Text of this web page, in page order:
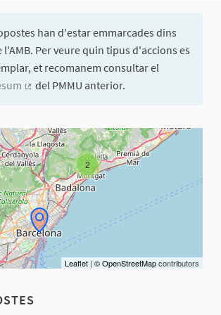
han d'estar emmarcades dins
l'AMB. Per veure quin tipus d'accions es
et recomanem consultar el
del PMMU anterior.
és un mapa que presenta els
2
Leaflet | © OpenStreetMapcontributors